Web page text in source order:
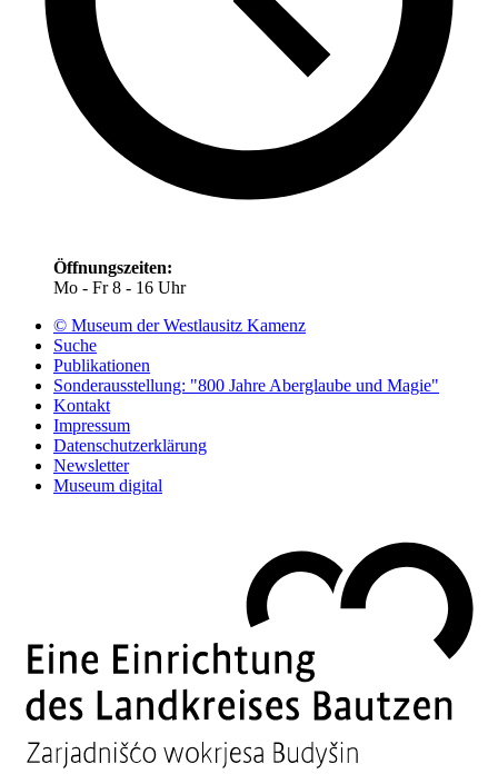
Öffnungszeiten:
Mo - Fr 8 - 16 Uhr
© Museum der Westlausitz Kamenz
Suche
Publikationen
Sonderausstellung: "800 Jahre Aberglaube und Magie"
Kontakt
Impressum
Datenschutzerklärung
Newsletter
Museum digital